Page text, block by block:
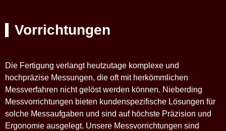
Vorrichtungen
Die Fertigung verlangt heutzutage komplexe und
hochpräzise Messungen, die oft mit herkömmlichen
Messverfahren nicht gelöst werden können. Nieberding
Messvorrichtungen bieten kundenspezifische Lösungen für
solche Messaufgaben und sind auf höchste Präzision und
Ergonomie ausgelegt. Unsere Messvorrichtungen sind